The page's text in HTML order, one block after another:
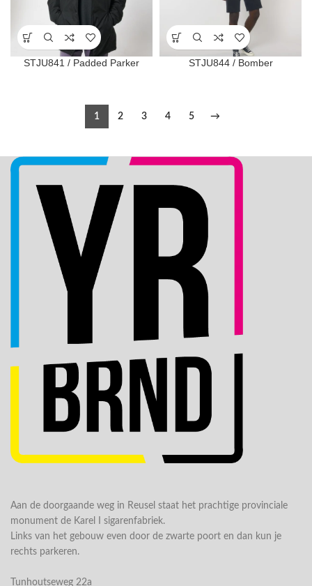
STJU841 / Padded Parker STJU844 / Bomber
1 2 3 4 5 →
Aan de doorgaande weg in Reusel staat het prachtige provinciale
monument de Karel I sigarenfabriek.
Links van het gebouw even door de zwarte poort en dan kun je
rechts parkeren.
Tunhoutseweg 22a